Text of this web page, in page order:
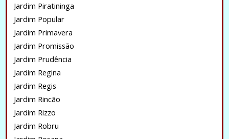
Jardim Piratininga
Jardim Popular
Jardim Primavera
Jardim Promissão
Jardim Prudência
Jardim Regina
Jardim Regis
Jardim Rincão
Jardim Rizzo
Jardim Robru